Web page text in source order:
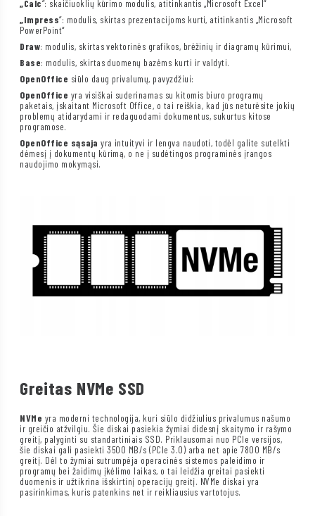
„Calc“: skaičiuoklių kūrimo modulis, atitinkantis „Microsoft Excel“
„Impress“: modulis, skirtas prezentacijoms kurti, atitinkantis „Microsoft
PowerPoint“
Draw: modulis, skirtas vektorinės grafikos, brėžinių ir diagramų kūrimui,
Base: modulis, skirtas duomenų bazėms kurti ir valdyti.
OpenOffice siūlo daug privalumų, pavyzdžiui:
OpenOffice yra visiškai suderinamas su kitomis biuro programų
paketais, įskaitant Microsoft Office, o tai reiškia, kad jūs neturėsite jokių
problemų atidarydami ir redaguodami dokumentus, sukurtus kitose
programose.
OpenOffice sąsaja yra intuityvi ir lengva naudoti, todėl galite sutelkti
dėmesį į dokumentų kūrimą, o ne į sudėtingos programinės įrangos
naudojimo mokymąsi.
Greitas NVMe SSD
NVMe yra moderni technologija, kuri siūlo didžiulius privalumus našumo
ir greičio atžvilgiu. Šie diskai pasiekia žymiai didesnį skaitymo ir rašymo
greitį, palyginti su standartiniais SSD. Priklausomai nuo PCIe versijos,
šie diskai gali pasiekti 3500 MB/s (PCIe 3.0) arba net apie 7800 MB/s
greitį. Dėl to žymiai sutrumpėja operacinės sistemos paleidimo ir
programų bei žaidimų įkėlimo laikas, o tai leidžia greitai pasiekti
duomenis ir užtikrina išskirtinį operacijų greitį. NVMe diskai yra
pasirinkimas, kuris patenkins net ir reikliausius vartotojus.